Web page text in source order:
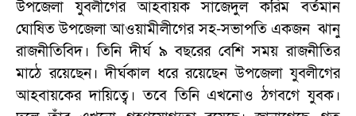
উপজেলা যুবলীগের আহবায়ক সাজেদুল করিম বর্তমান
ঘোষিত উপজেলা আওয়ামীলীগের সহ-সভাপতি একজন ঝানু
রাজনীতিবিদ। তিনি দীর্ঘ ৯ বছরের বেশি সময় রাজনীতির
মাঠে রয়েছেন। দীর্ঘকাল ধরে রয়েছেন উপজেলা যুবলীগের
আহবায়কের দায়িত্বে। তবে তিনি এখনোও ঠগবগে যুবক।